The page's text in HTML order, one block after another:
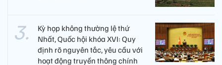
Kỳ họp không thường lệ thứ
Nhất, Quốc hội khóa XVI: Quy
định rõ nguyên tắc, yêu cầu với
hoạt động truyền thông chính